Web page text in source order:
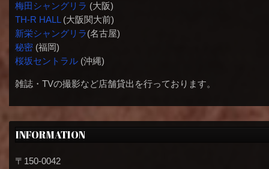
梅田シャングリラ (大阪)
TH-R HALL(大阪関大前)
新栄シャングリラ(名古屋)
秘密(福岡)
桜坂セントラル(沖縄)
雑誌・TVの撮影など店舗貸出を行っております。
INFORMATION
〒150-0042